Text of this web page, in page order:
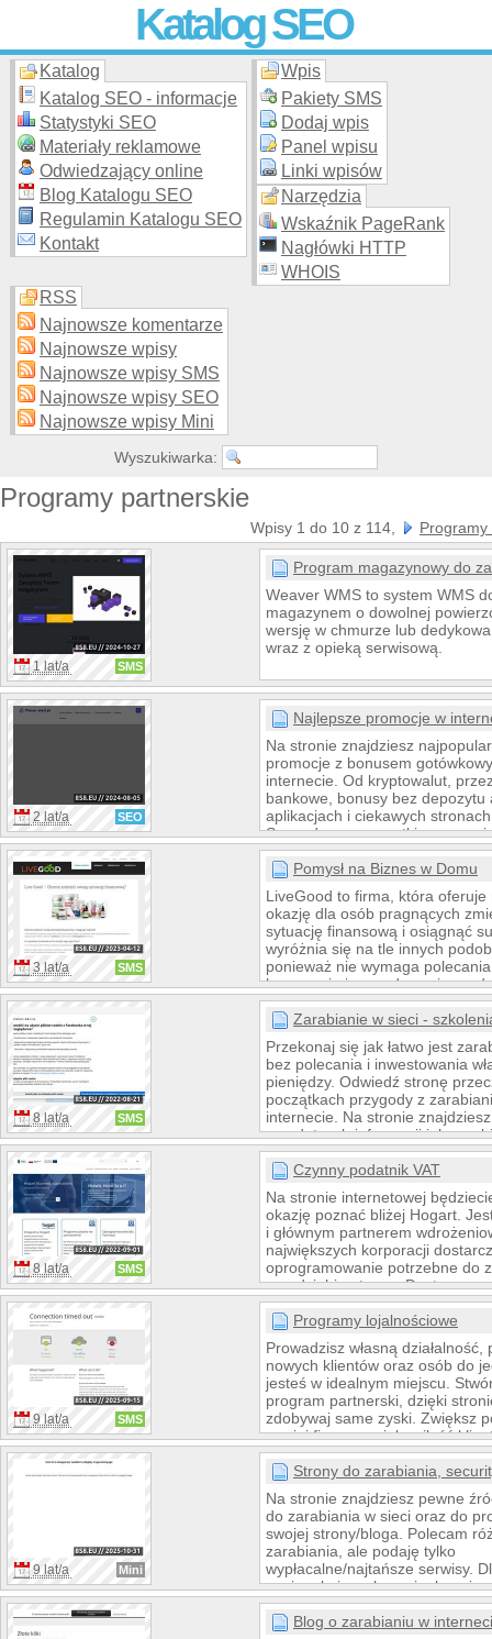
Katalog SEO
Skuteczna i promocja stron WWW –
moderowanego katalogu za darmo!
Katalog
Katalog SEO - informacje
Statystyki SEO
Materiały reklamowe
Odwiedzający online
Blog Katalogu SEO
Regulamin Katalogu SEO
Kontakt
Wpis
Pakiety SMS
Dodaj wpis
Panel wpisu
Linki wpisów
Narzędzia
Wskaźnik PageRank
Nagłówki HTTP
WHOIS
RSS
Najnowsze komentarze
Najnowsze wpisy
Najnowsze wpisy SMS
Najnowsze wpisy SEO
Najnowsze wpisy Mini
Wyszukiwarka:
Programy partnerskie
Wpisy 1 do 10 z 114,
1 lat/a SMS
Program magazynowy do
Weaver WMS to system WMS
magazynem o dowolnej
wersję w chmurze lub
wraz z opieką serwisową.
2 lat/a SEO
Najlepsze promocje w
Na stronie znajdziesz
promocje z bonusem
internecie. Od kryptowalut,
bankowe, bonusy bez depozytu
aplikacjach i ciekawych
Sprawdzamy wszystkie
zamieszczamy instrukcje jak
oraz prowadzimy krok po
naprawdę jest możliwa.
3 lat/a SMS
Pomysł na Biznes w Domu
LiveGood to firma, która oferuje
okazję dla osób pragnących
sytuację finansową i osiągnąć
wyróżnia się na tle innych
ponieważ nie wymaga
kupowania i sprzedawania
jest obecna w ponad 200
dzięki rewolucyjnemu planowi
zarejestrujesz. LiveGood
zdrowotne najnowszej
około 75% tańsze niż u
8 lat/a SMS
Zarabianie w sieci -
Przekonaj się jak łatwo jest
bez polecania i inwestowania
pieniędzy. Odwiedź stronę
początkach przygody z
internecie. Na stronie
przydatnych informacji jak
robić bezpiecznie oraz gdzie
zarobione środki. Jeśli temat
zakresu zarabiania w sieci, bez
inwestowania własnych środków.
8 lat/a SMS
Czynny podatnik VAT
Na stronie internetowej
okazję poznać bliżej Hogart.
i głównym partnerem
największych korporacji
oprogramowanie potrzebne do
przedsiębiorstwem.
informatyczne dedykowane dla
księgowych i finansowych.
podejście.
9 lat/a SMS
Programy lojalnościowe
Prowadzisz własną działalność,
nowych klientów oraz osób do
jesteś w idealnym miejscu.
program partnerski, dzięki
zdobywaj same zyski. Zwiększ
swojej firmy, powiększ ilość
współpracę z różnymi
znajdziesz wszystko, aby Twoja
ofercie Twoja branża rozwinie
czasie.
9 lat/a Mini
Strony do zarabiania,
Na stronie znajdziesz pewne
do zarabiania w sieci oraz do
swojej strony/bloga. Polecam
zarabiania, ale podaję tylko
wypłacalne/najtańsze serwisy.
zaniepokojonych swoim
prywatnością w Internecie jest
Security. Podaję tam swoje
Blog o zarabianiu w